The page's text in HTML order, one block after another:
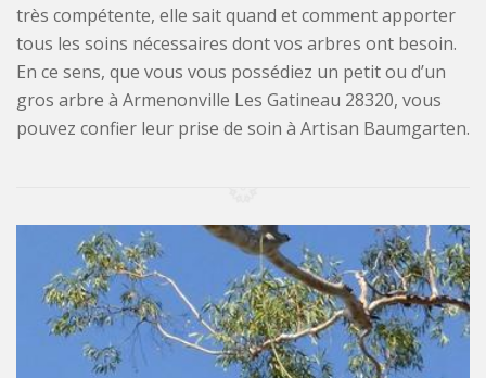
très compétente, elle sait quand et comment apporter
tous les soins nécessaires dont vos arbres ont besoin.
En ce sens, que vous vous possédiez un petit ou d’un
gros arbre à Armenonville Les Gatineau 28320, vous
pouvez confier leur prise de soin à Artisan Baumgarten.